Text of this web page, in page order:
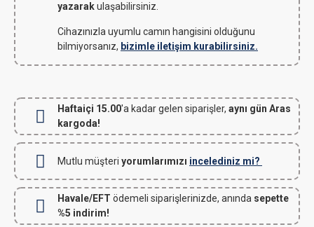
yazarakulaşabilirsiniz.
Cihazınızla uyumlu camın hangisini olduğunu
bilmiyorsanız, bizimle iletişim kurabilirsiniz.
Haftaiçi 15.00'a kadar gelen siparişler, aynı gün Aras
kargoda!
Mutlu müşteri yorumlarımızı incelediniz mi?
Havale/EFT ödemeli siparişlerinizde, anında sepette
%5 indirim!